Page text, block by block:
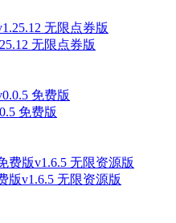
无限点券版
免费版
版v1.6.5 无限资源版